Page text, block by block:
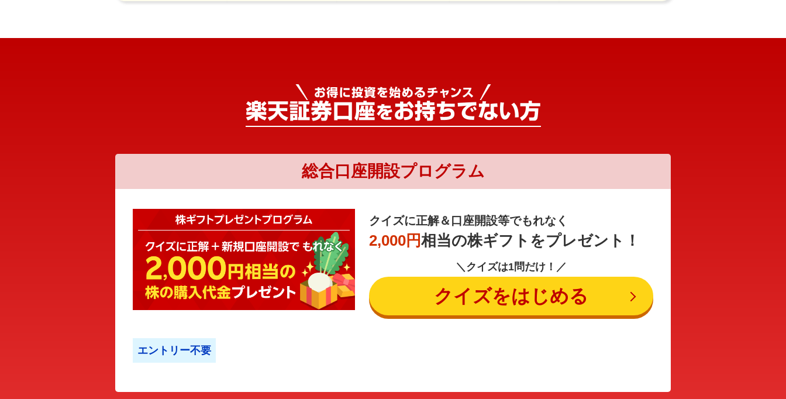
総合口座開設プログラム
クイズに正解＆口座開設等でもれなく
2,000円相当の株ギフトをプレゼント！
＼クイズは1問だけ！／
クイズをはじめる
エントリー不要